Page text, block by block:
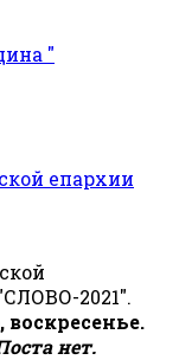
"
епархии
2021".
воскресенье.
нет.